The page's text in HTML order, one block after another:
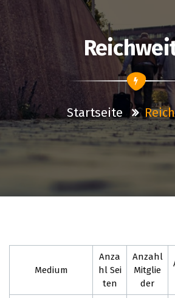
Startseite
Medium
Anza
hl Sei
ten
Anzahl
Mitglie
der